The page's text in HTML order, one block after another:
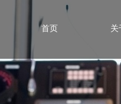
首页 关